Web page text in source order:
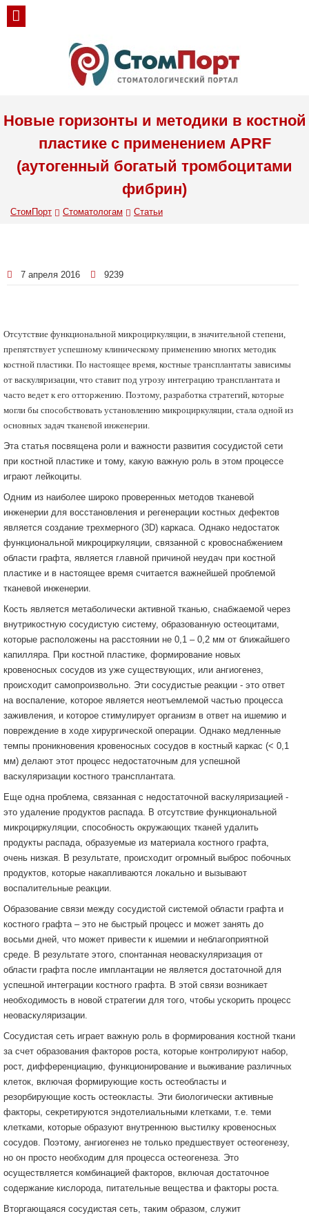
Новые горизонты и методики в костной
пластике с применением APRF
(аутогенный богатый тромбоцитами
фибрин)
СтомПорт Стоматологам Статьи
7 апреля 2016 9239
Отсутствие функциональной микроциркуляции, в значительной степени,
препятствует успешному клиническому применению многих методик
костной пластики. По настоящее время, костные трансплантаты зависимы
от васкуляризации, что ставит под угрозу интеграцию трансплантата и
часто ведет к его отторжению. Поэтому, разработка стратегий, которые
могли бы способствовать установлению микроциркуляции, стала одной из
основных задач тканевой инженерии.
Эта статья посвящена роли и важности развития сосудистой сети
при костной пластике и тому, какую важную роль в этом процессе
играют лейкоциты.
Одним из наиболее широко проверенных методов тканевой
инженерии для восстановления и регенерации костных дефектов
является создание трехмерного (3D) каркаса. Однако недостаток
функциональной микроциркуляции, связанной с кровоснабжением
области графта, является главной причиной неудач при костной
пластике и в настоящее время считается важнейшей проблемой
тканевой инженерии.
Кость является метаболически активной тканью, снабжаемой через
внутрикостную сосудистую систему, образованную остеоцитами,
которые расположены на расстоянии не 0,1 – 0,2 мм от ближайшего
капилляра. При костной пластике, формирование новых
кровеносных сосудов из уже существующих, или ангиогенез,
происходит самопроизвольно. Эти сосудистые реакции - это ответ
на воспаление, которое является неотъемлемой частью процесса
заживления, и которое стимулирует организм в ответ на ишемию и
повреждение в ходе хирургической операции. Однако медленные
темпы проникновения кровеносных сосудов в костный каркас (< 0,1
мм) делают этот процесс недостаточным для успешной
васкуляризации костного трансплантата.
Еще одна проблема, связанная с недостаточной васкуляризацией -
это удаление продуктов распада. В отсутствие функциональной
микроциркуляции, способность окружающих тканей удалить
продукты распада, образуемые из материала костного графта,
очень низкая. В результате, происходит огромный выброс побочных
продуктов, которые накапливаются локально и вызывают
воспалительные реакции.
Образование связи между сосудистой системой области графта и
костного графта – это не быстрый процесс и может занять до
восьми дней, что может привести к ишемии и неблагоприятной
среде. В результате этого, спонтанная неоваскуляризация от
области графта после имплантации не является достаточной для
успешной интеграции костного графта. В этой связи возникает
необходимость в новой стратегии для того, чтобы ускорить процесс
неоваскуляризации.
Сосудистая сеть играет важную роль в формирования костной ткани
за счет образования факторов роста, которые контролируют набор,
рост, дифференциацию, функционирование и выживание различных
клеток, включая формирующие кость остеобласты и
резорбирующие кость остеокласты. Эти биологически активные
факторы, секретируются эндотелиальными клетками, т.е. теми
клетками, которые образуют внутреннюю выстилку кровеносных
сосудов. Поэтому, ангиогенез не только предшествует остеогенезу,
но он просто необходим для процесса остеогенеза. Это
осуществляется комбинацией факторов, включая достаточное
содержание кислорода, питательные вещества и факторы роста.
Вторгающаяся сосудистая сеть, таким образом, служит